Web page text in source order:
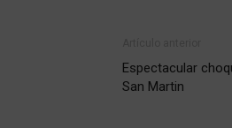
Espectacular
San Martin